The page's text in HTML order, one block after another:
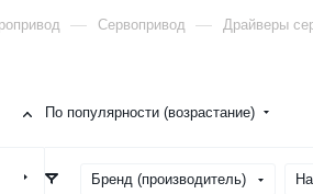
— Сервопривод — Драйверы
По популярности (возрастание)
Бренд (производитель)